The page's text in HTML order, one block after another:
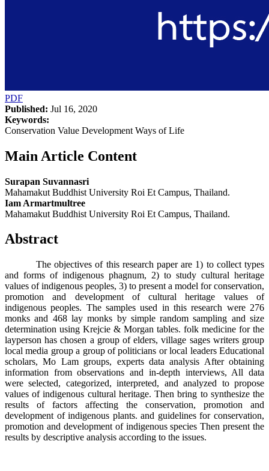
PDF
Published: Jul 16, 2020
Keywords:
Conservation Value Development Ways of Life
Main Article Content
Surapan Suvannasri
Mahamakut Buddhist University Roi Et Campus, Thailand.
Iam Armartmultree
Mahamakut Buddhist University Roi Et Campus, Thailand.
Abstract
The objectives of this research paper are 1) to collect types
and forms of indigenous phagnum, 2) to study cultural heritage
values ​​of indigenous peoples, 3) to present a model for conservation,
promotion and development of cultural heritage values ​​of
indigenous peoples. The samples used in this research were 276
monks and 468 lay monks by simple random sampling and size
determination using Krejcie & Morgan tables. folk medicine for the
layperson has chosen a group of elders, village sages writers group
local media group a group of politicians or local leaders Educational
scholars, Mo Lam groups, experts data analysis After obtaining
information from observations and in-depth interviews, All data
were selected, categorized, interpreted, and analyzed to propose
values ​​of indigenous cultural heritage. Then bring to synthesize the
results of factors affecting the conservation, promotion and
development of indigenous plants. and guidelines for conservation,
promotion and development of indigenous species Then present the
results by descriptive analysis according to the issues.